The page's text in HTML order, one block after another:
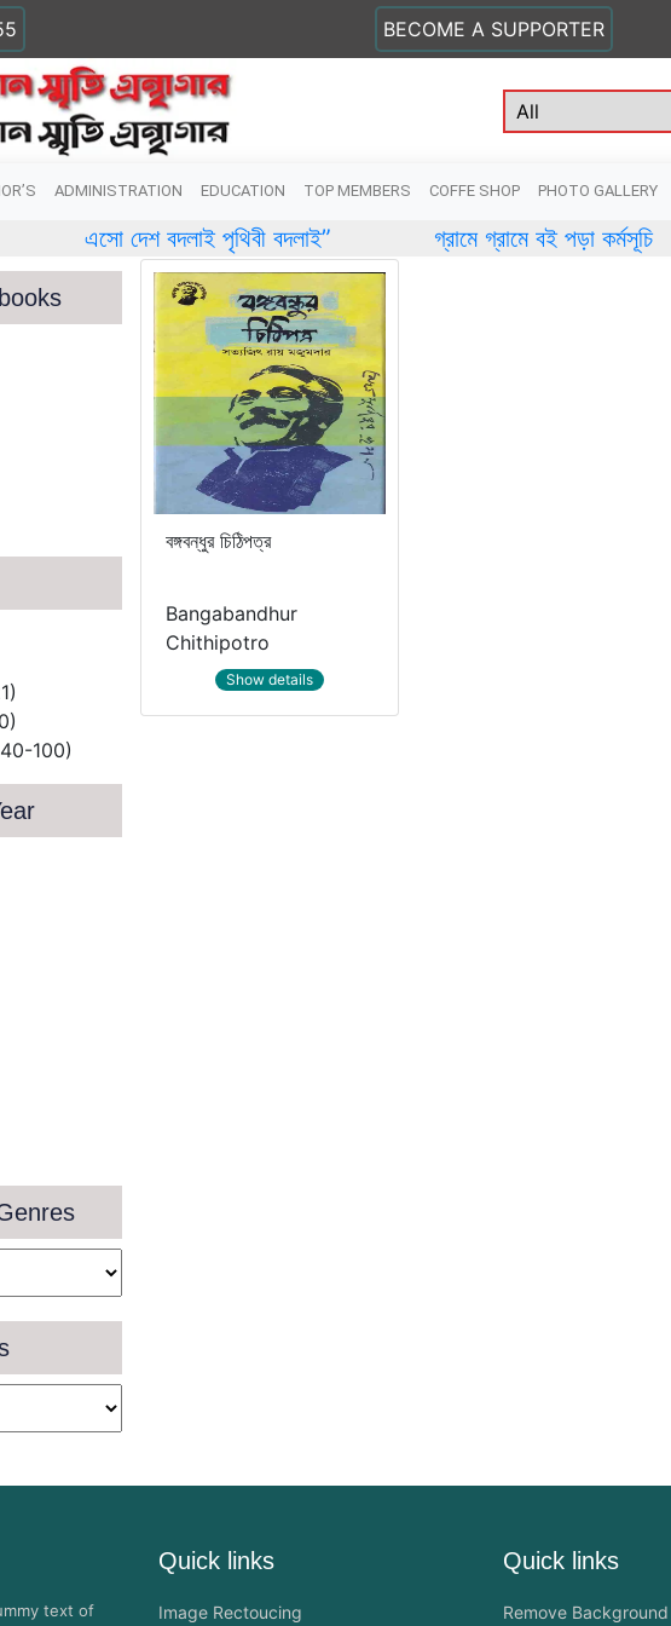
BECOME A SUPPORTER
ADMINISTRATION EDUCATION TOP MEMBERS COFFE SHOP PHOTO GALLERY
দেশ বদলাই পৃথিবী বদলাই” গ্রামে গ্রামে বই পড়া কর্মসূচি
100)
বঙ্গবন্ধুর চিঠিপত্র
Bangabandhur
Chithipotro
Show details
text of
Quick links
Image Rectoucing
Quick links
Remove Background